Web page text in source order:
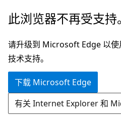
跳
主
要
内
此浏览器不再受支持。
请升级到 Microsoft Edge 以使
技术支持。
下载 Microsoft Edge
有关 Internet Explorer 和